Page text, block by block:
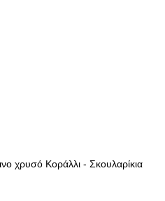
χρυσό Κοράλλι - Σκουλαρίκια